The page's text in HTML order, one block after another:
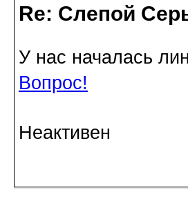
Re: Слепой
У нас началась
Вопрос!
Неактивен